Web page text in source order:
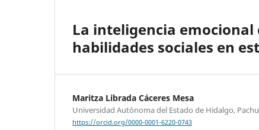
La inteligencia
habilidades sociales en
Maritza Librada Cáceres Mesa
Universidad Autónoma del Estado de Hidalgo,
https://orcid.org/0000-0001-6220-0743